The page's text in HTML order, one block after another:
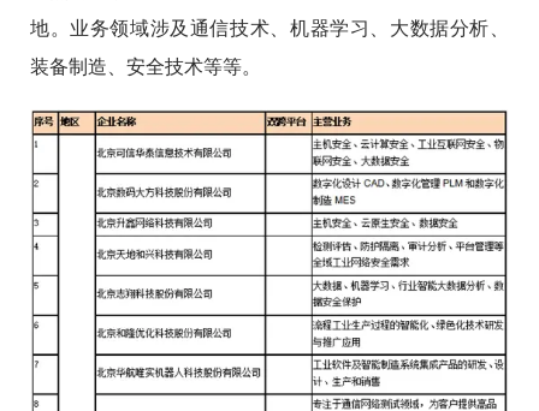
地。业务领域涉及通信技术、机器学习、大数据分析、
装备制造、安全技术等等。